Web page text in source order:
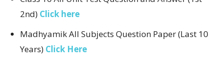
2nd) Click here
Madhyamik All Subjects Question Paper (Last 10
Years) Click Here